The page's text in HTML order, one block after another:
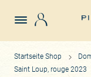
Startseite Shop
Saint Loup, rouge 2023